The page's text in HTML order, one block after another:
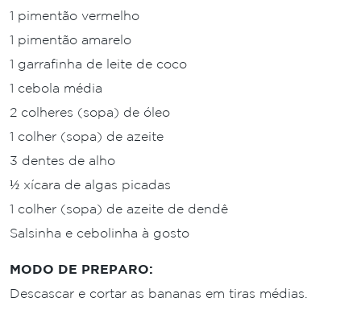
1 pimentão vermelho
1 pimentão amarelo
1 garrafinha de leite de coco
1 cebola média
2 colheres (sopa) de óleo
1 colher (sopa) de azeite
3 dentes de alho
½ xícara de algas picadas
1 colher (sopa) de azeite de dendê
Salsinha e cebolinha à gosto
MODO DE PREPARO:
Descascar e cortar as bananas em tiras médias.